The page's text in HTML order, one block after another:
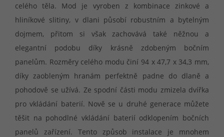
celého těla. Mod je vyroben z kombinace zinkové a
hliníkové slitiny, v dlani působí robustním a bytelným
dojmem, přitom si však zachovává také něžnou a
elegantní podobu díky krásně zdobeným bočním
panelům. Rozměry celého modu činí 94 x 47,7 x 34,3 mm,
díky zaobleným hranám perfektně padne do dlaně a
pohodově se užívá. Ze spodní části modu zmizela dvířka
pro vkládání baterií. Nově se u druhé generace můžete
těšit na pohodlné vkládání baterií odklopením bočních
panelů zařízení. Tento způsob instalace je mnohem